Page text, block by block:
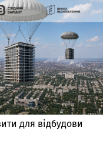
для відбудови